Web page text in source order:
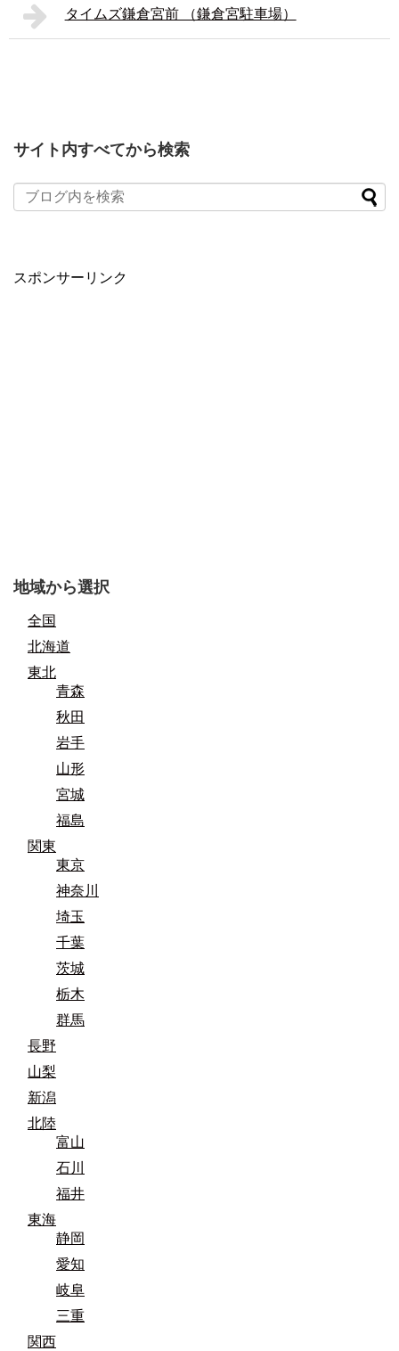
タイムズ鎌倉宮前 （鎌倉宮駐車場）
サイト内すべてから検索
スポンサーリンク
地域から選択
全国
北海道
東北
青森
秋田
岩手
山形
宮城
福島
関東
東京
神奈川
埼玉
千葉
茨城
栃木
群馬
長野
山梨
新潟
北陸
富山
石川
福井
東海
静岡
愛知
岐阜
三重
関西